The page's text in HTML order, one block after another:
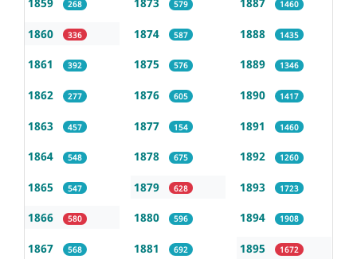
268
1860 336
1861 392
1862 277
1863 457
1864 548
1865 547
1866 580
1867 568
579
1874 587
1875 576
1876 605
1877 154
1878 675
1879 628
1880 596
1881 692
1460
1888 1435
1889 1346
1890 1417
1891 1460
1892 1260
1893 1723
1894 1908
1895 1672